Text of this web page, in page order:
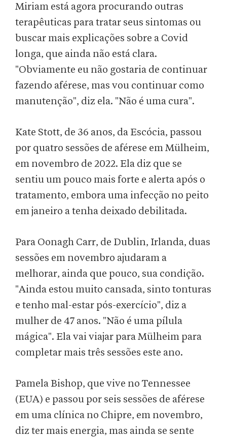
Miriam está agora procurando outras
terapêuticas para tratar seus sintomas ou
buscar mais explicações sobre a Covid
longa, que ainda não está clara.
"Obviamente eu não gostaria de continuar
fazendo aférese, mas vou continuar como
manutenção", diz ela. "Não é uma cura".
Kate Stott, de 36 anos, da Escócia, passou
por quatro sessões de aférese em Mülheim,
em novembro de 2022. Ela diz que se
sentiu um pouco mais forte e alerta após o
tratamento, embora uma infecção no peito
em janeiro a tenha deixado debilitada.
Para Oonagh Carr, de Dublin, Irlanda, duas
sessões em novembro ajudaram a
melhorar, ainda que pouco, sua condição.
"Ainda estou muito cansada, sinto tonturas
e tenho mal-estar pós-exercício", diz a
mulher de 47 anos. "Não é uma pílula
mágica". Ela vai viajar para Mülheim para
completar mais três sessões este ano.
Pamela Bishop, que vive no Tennessee
(EUA) e passou por seis sessões de aférese
em uma clínica no Chipre, em novembro,
diz ter mais energia, mas ainda se sente